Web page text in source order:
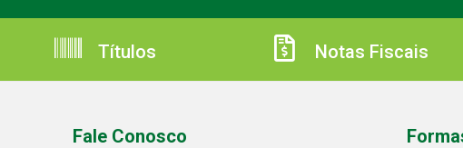
Títulos Notas Fiscais
Fale Conosco